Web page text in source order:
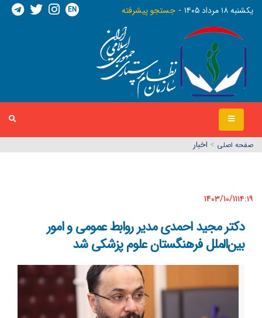
يکشنبه ١٨ مرداد ١٤٠٥ جستجو پیشرفته EN
صفحه اصلي > اخبار
1403/10/11١٤:١٩
دکتر مجید احمدی مدیر روابط‌ عمومی و امور
بین‌الملل فرهنگستان علوم پزشکی شد